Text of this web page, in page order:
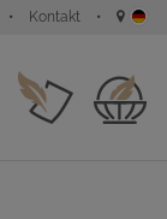
Kontakt